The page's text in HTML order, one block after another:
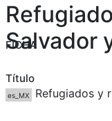
CONTENIDO
TODOS LOS
CATEGORIAS
OBRAS SOBRE
MATERIAS
PALABRAS
MULTIMEDIA
GALERÍA
Salvador
FICHA
Título
es_MX Refugiados y